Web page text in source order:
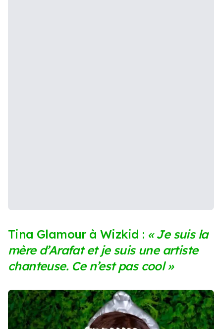
Tina Glamour à Wizkid : « Je suis la
mère d’Arafat et je suis une artiste
chanteuse. Ce n’est pas cool »